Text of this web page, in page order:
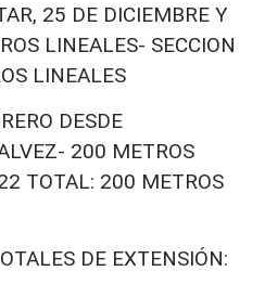
25 DE DICIEMBRE Y
LINEALES- SECCION
LINEALES
DESDE
200 METROS
TOTAL: 200 METROS
DE EXTENSIÓN: